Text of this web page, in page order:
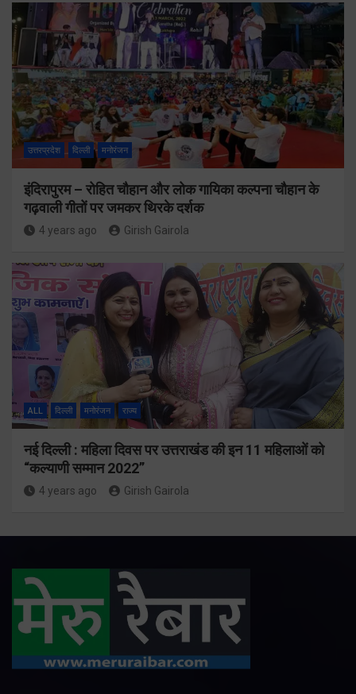
उत्तरप्रदेश दिल्ली मनोरंजन
इंदिरापुरम – रोहित चौहान और लोक गायिका कल्पना चौहान के
गढ़वाली गीतों पर जमकर थिरके दर्शक
4 years ago Girish Gairola
ALL दिल्ली मनोरंजन राज्य
नई दिल्ली : महिला दिवस पर उत्तराखंड की इन 11 महिलाओं को
“कल्याणी सम्मान 2022”
4 years ago Girish Gairola